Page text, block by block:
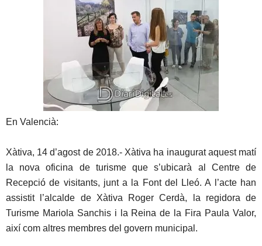
En Valencià:
Xàtiva, 14 d’agost de 2018.- Xàtiva ha inaugurat aquest matí
la nova oficina de turisme que s’ubicarà al Centre de
Recepció de visitants, junt a la Font del Lleó. A l’acte han
assistit l’alcalde de Xàtiva Roger Cerdà, la regidora de
Turisme Mariola Sanchis i la Reina de la Fira Paula Valor,
així com altres membres del govern municipal.